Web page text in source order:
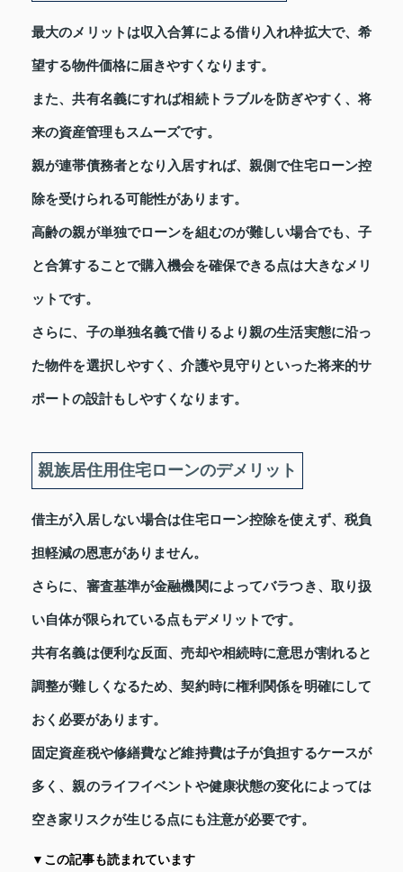
最大のメリットは収入合算による借り入れ枠拡大で、希
望する物件価格に届きやすくなります。
また、共有名義にすれば相続トラブルを防ぎやすく、将
来の資産管理もスムーズです。
親が連帯債務者となり入居すれば、親側で住宅ローン控
除を受けられる可能性があります。
高齢の親が単独でローンを組むのが難しい場合でも、子
と合算することで購入機会を確保できる点は大きなメリ
ットです。
さらに、子の単独名義で借りるより親の生活実態に沿っ
た物件を選択しやすく、介護や見守りといった将来的サ
ポートの設計もしやすくなります。
親族居住用住宅ローンのデメリット
借主が入居しない場合は住宅ローン控除を使えず、税負
担軽減の恩恵がありません。
さらに、審査基準が金融機関によってバラつき、取り扱
い自体が限られている点もデメリットです。
共有名義は便利な反面、売却や相続時に意思が割れると
調整が難しくなるため、契約時に権利関係を明確にして
おく必要があります。
固定資産税や修繕費など維持費は子が負担するケースが
多く、親のライフイベントや健康状態の変化によっては
空き家リスクが生じる点にも注意が必要です。
▼この記事も読まれています